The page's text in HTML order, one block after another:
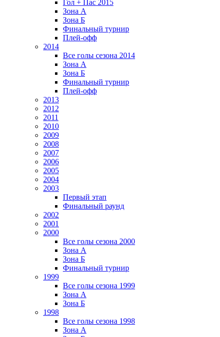
Гол + Пас 2015
Зона А
Зона Б
Финальный турнир
Плей-офф
2014
Все голы сезона 2014
Зона А
Зона Б
Финальный турнир
Плей-офф
2013
2012
2011
2010
2009
2008
2007
2006
2005
2004
2003
Первый этап
Финальный раунд
2002
2001
2000
Все голы сезона 2000
Зона А
Зона Б
Финальный турнир
1999
Все голы сезона 1999
Зона А
Зона Б
1998
Все голы сезона 1998
Зона А